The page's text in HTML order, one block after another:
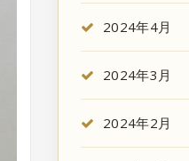
2024年4月
2024年3月
2024年2月